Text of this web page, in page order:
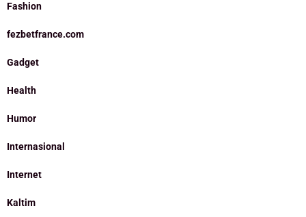
Fashion
fezbetfrance.com
Gadget
Health
Humor
Internasional
Internet
Kaltim